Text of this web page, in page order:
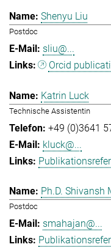
Shenyu Liu
Postdoc
sliu@...
Orcid
Katrin Luck
Technische Assistentin
+49 (0)3641
kluck@...
Ph.D. Shivansh
Postdoc
smahajan@...